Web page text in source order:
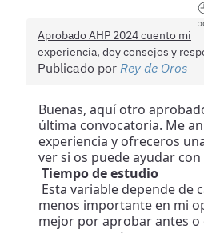
Aprobado AHP 2024 cuento mi
experiencia, doy consejos y
Publicado por Rey de Oros
Buenas, aquí otro
última convocatoria. Me
experiencia y ofreceros
ver si os puede ayudar
Tiempo de estudio
Esta variable depende de
menos importante en mi
mejor por aprobar antes o